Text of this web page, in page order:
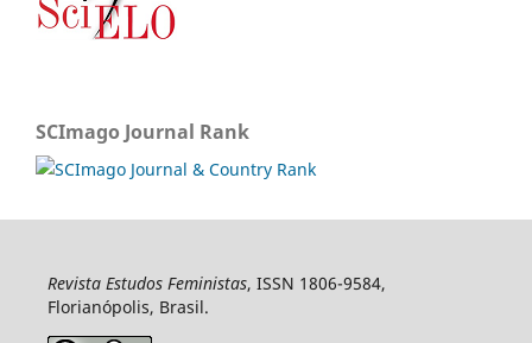
SCImago Journal Rank
Revista Estudos Feministas, ISSN 1806-9584,
Florianópolis, Brasil.